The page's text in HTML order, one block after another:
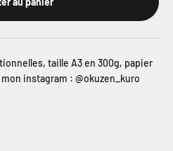
taille A3 en 300g, papier
instagram : @okuzen_kuro